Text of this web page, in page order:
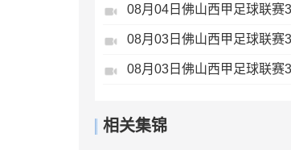
相关集锦